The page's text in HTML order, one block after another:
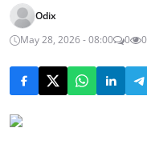
Odix
May 28, 2026 - 08:00
0 0